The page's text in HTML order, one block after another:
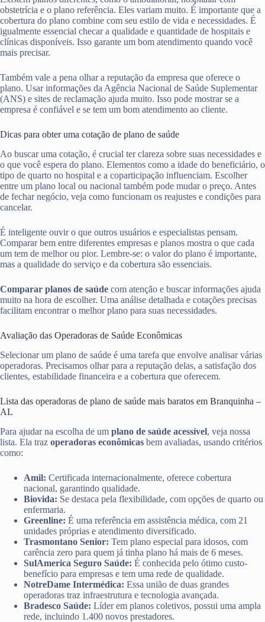
obstetrícia e o plano referência. Eles variam muito. É importante que a
cobertura do plano combine com seu estilo de vida e necessidades. É
igualmente essencial checar a qualidade e quantidade de hospitais e
clínicas disponíveis. Isso garante um bom atendimento quando você
mais precisar.
Também vale a pena olhar a reputação da empresa que oferece o
plano. Usar informações da Agência Nacional de Saúde Suplementar
(ANS) e sites de reclamação ajuda muito. Isso pode mostrar se a
empresa é confiável e se tem um bom atendimento ao cliente.
Dicas para obter uma cotação de plano de saúde
Ao buscar uma cotação, é crucial ter clareza sobre suas necessidades e
o que você espera do plano. Elementos como a idade do beneficiário, o
tipo de quarto no hospital e a coparticipação influenciam. Escolher
entre um plano local ou nacional também pode mudar o preço. Antes
de fechar negócio, veja como funcionam os reajustes e condições para
cancelar.
É inteligente ouvir o que outros usuários e especialistas pensam.
Comparar bem entre diferentes empresas e planos mostra o que cada
um tem de melhor ou pior. Lembre-se: o valor do plano é importante,
mas a qualidade do serviço e da cobertura são essenciais.
Comparar planos de saúde com atenção e buscar informações ajuda
muito na hora de escolher. Uma análise detalhada e cotações precisas
facilitam encontrar o melhor plano para suas necessidades.
Avaliação das Operadoras de Saúde Econômicas
Selecionar um plano de saúde é uma tarefa que envolve analisar várias
operadoras. Precisamos olhar para a reputação delas, a satisfação dos
clientes, estabilidade financeira e a cobertura que oferecem.
Lista das operadoras de plano de saúde mais baratos em Branquinha –
AL
Para ajudar na escolha de um plano de saúde acessível, veja nossa
lista. Ela traz operadoras econômicas bem avaliadas, usando critérios
como:
Amil: Certificada internacionalmente, oferece cobertura
nacional, garantindo qualidade.
Biovida: Se destaca pela flexibilidade, com opções de quarto ou
enfermaria.
Greenline: É uma referência em assistência médica, com 21
unidades próprias e atendimento diversificado.
Trasmontano Senior: Tem plano especial para idosos, com
carência zero para quem já tinha plano há mais de 6 meses.
SulAmerica Seguro Saúde: É conhecida pelo ótimo custo-
benefício para empresas e tem uma rede de qualidade.
NotreDame Intermédica: Essa união de duas grandes
operadoras traz infraestrutura e tecnologia avançada.
Bradesco Saúde: Líder em planos coletivos, possui uma ampla
rede, incluindo 1.400 novos prestadores.